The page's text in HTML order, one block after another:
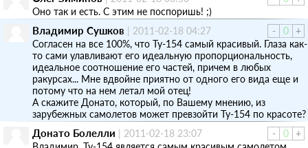
Оно так и есть. С этим не поспоришь! ;)
-
0 +
Владимир Сушков | 2011-02-18 04:27
Согласен на все 100%, что Ту-154 самый красивый. Глаза как-
то сами улавливают его идеальную пропорциональность,
идеальное соотношение его частей, причем в любых
ракурсах... Мне вдвойне приятно от одного его вида еще и
потому что на нем летал мой отец!
А скажите Донато, который, по Вашему мнению, из
зарубежных самолетов может превзойти Ту-154 по красоте?
-
0 +
Донато Болелли | 2011-02-18 23:07